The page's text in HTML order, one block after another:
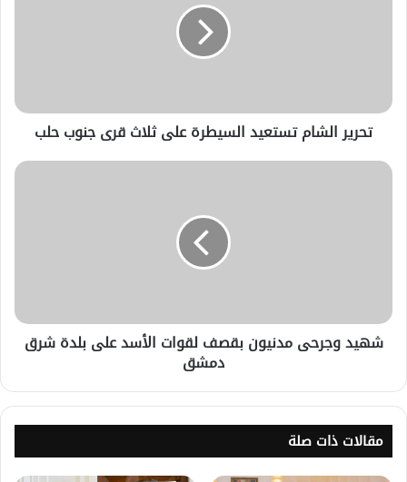
تحرير الشام تستعيد السيطرة على ثلاث قرى جنوب حلب
شهيد وجرحى مدنيون بقصف لقوات الأسد على بلدة شرق
دمشق
مقالات ذات صلة